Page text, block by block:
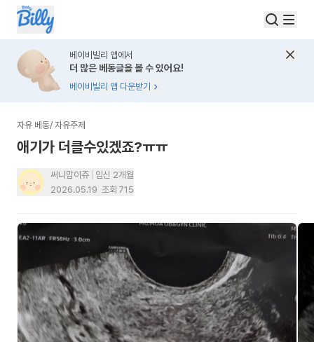
베이비빌리 앱에서
더 많은 베동글을 볼 수 있어요!
베이비빌리 앱 다운받기
자유 베동/ 자유주제
애기가 더클수있겠죠?ㅠㅠ
써니맘이쥬
임신 2개월
2026.05.19 조회 715